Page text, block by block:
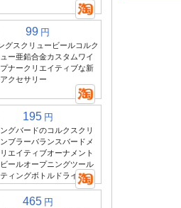
99 円
グスクリュービールコルク
ー亜鉛合金カスタムワイ
ナークリエイティブな新
クセサリー
195 円
グバードのコルクスクリ
ブラーバランスバードメ
エイティブオーナメント
ールオープニングツール
ィングボトルドライバー
465 円